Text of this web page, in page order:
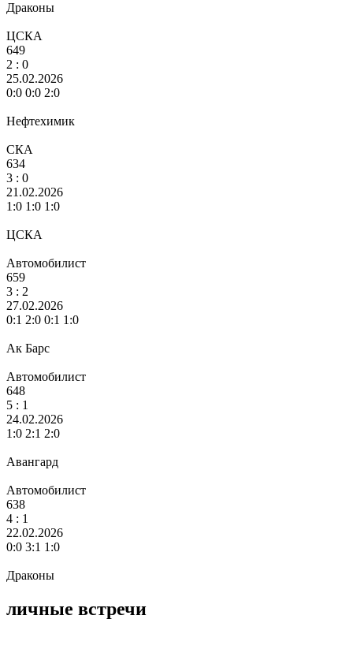
Драконы
ЦСКА
649
2 : 0
25.02.2026
0:0 0:0 2:0
Нефтехимик
СКА
634
3 : 0
21.02.2026
1:0 1:0 1:0
ЦСКА
Автомобилист
659
3 : 2
27.02.2026
0:1 2:0 0:1 1:0
Ак Барс
Автомобилист
648
5 : 1
24.02.2026
1:0 2:1 2:0
Авангард
Автомобилист
638
4 : 1
22.02.2026
0:0 3:1 1:0
Драконы
личные встречи